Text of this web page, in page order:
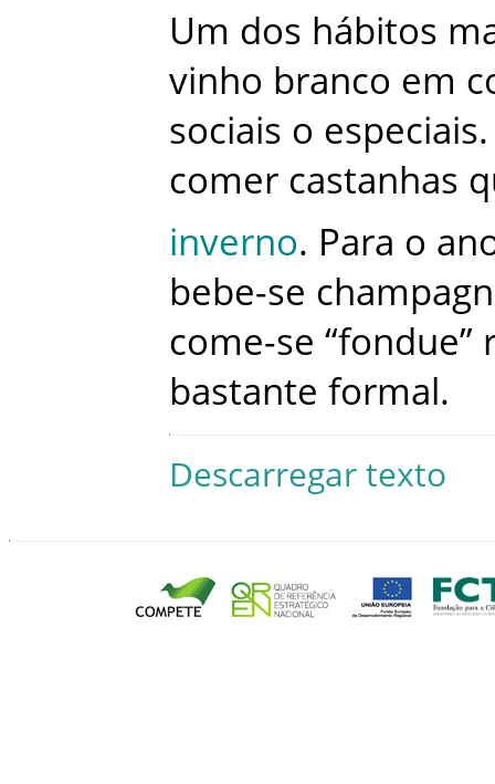
Um dos hábitos
vinho branco em
sociais o especiais.
comer castanhas
inverno. Para o
bebe-se
come-se “fondue”
bastante formal.
Descarregar texto